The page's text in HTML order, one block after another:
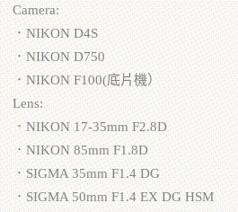
Camera:
．NIKON D4S
．NIKON D750
．NIKON F100(底片機）
Lens:
．NIKON 17-35mm F2.8D
．NIKON 85mm F1.8D
．SIGMA 35mm F1.4 DG
．SIGMA 50mm F1.4 EX DG HSM